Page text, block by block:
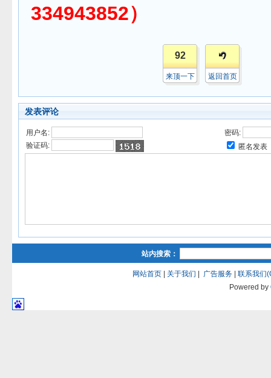
334943852）
92
来顶一下 返回首页
发表评论
用户名:
密码:
验证码:
匿名发表
站内搜索：
网站首页| 关于我们 广告服务| 联系我们
Powered by